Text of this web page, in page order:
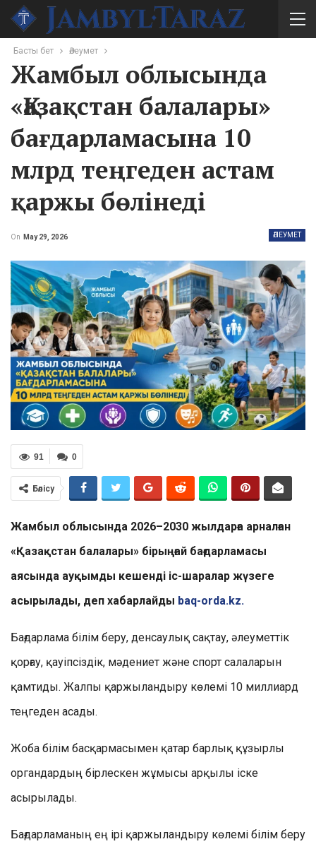
Басты бет Әлеумет
Жамбыл облысында
«Қазақстан балалары»
бағдарламасына 10
млрд теңгеден астам
қаржы бөлінеді
ӘЛЕУМЕТ
On May 29, 2026
0
91
Бөлісу
Жамбыл облысында 2026–2030 жылдарға арналған
«Қазақстан балалары» бірыңғай бағдарламасы
аясында ауқымды кешенді іс-шаралар жүзеге
асырылады, деп хабарлайды baq-orda.kz.
Бағдарлама білім беру, денсаулық сақтау, әлеуметтік
қорғау, қауіпсіздік, мәдениет және спорт салаларын
қамтиды. Жалпы қаржыландыру көлемі 10 миллиард
теңгеден асады.
Жоба білім басқармасымен қатар барлық құзырлы
органдардың бірлескен жұмысы арқылы іске
асырылады.
Бағдарламаның ең ірі қаржыландыру көлемі білім беру